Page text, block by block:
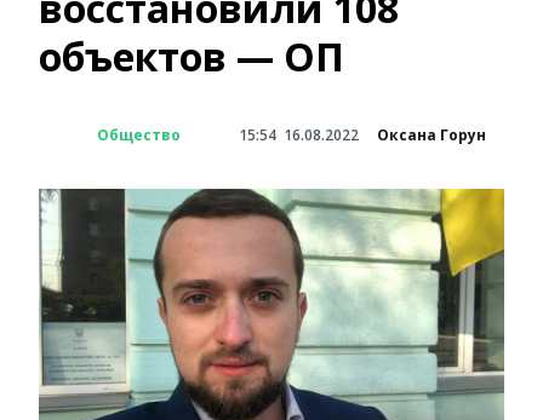
объектов — ОП
Общество 15:54 16.08.2022 Оксана Горун